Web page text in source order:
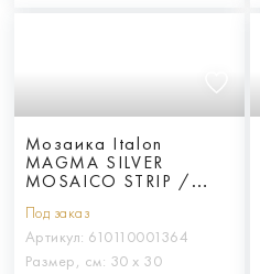
Мозаика Italon
MAGMA SILVER
MOSAICO STRIP /
СТРИП
Под заказ
Артикул: 610110001364
Размер, см: 30 х 30